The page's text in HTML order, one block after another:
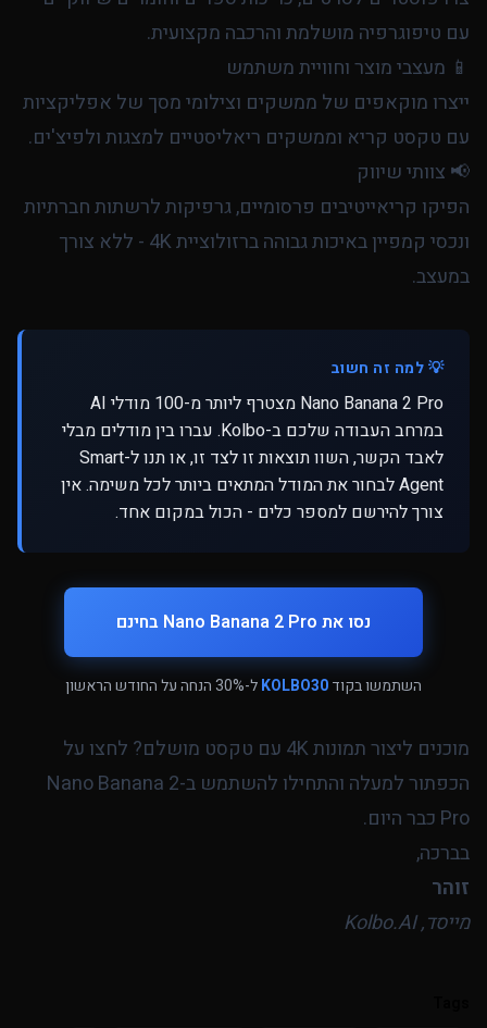
עם טיפוגרפיה מושלמת והרכבה מקצועית.
📱 מעצבי מוצר וחוויית משתמש
ייצרו מוקאפים של ממשקים וצילומי מסך של אפליקציות
עם טקסט קריא וממשקים ריאליסטיים למצגות ולפיצ'ים.
📢 צוותי שיווק
הפיקו קריאייטיבים פרסומיים, גרפיקות לרשתות חברתיות
ונכסי קמפיין באיכות גבוהה ברזולוציית 4K - ללא צורך
במעצב.
💡 למה זה חשוב
Nano Banana 2 Pro מצטרף ליותר מ-100 מודלי AI
במרחב העבודה שלכם ב-Kolbo. עברו בין מודלים מבלי
לאבד הקשר, השוו תוצאות זו לצד זו, או תנו ל-Smart
Agent לבחור את המודל המתאים ביותר לכל משימה. אין
צורך להירשם למספר כלים - הכול במקום אחד.
נסו את Nano Banana 2 Pro בחינם
השתמשו בקודKOLBO30ל-30% הנחה על החודש הראשון
מוכנים ליצור תמונות 4K עם טקסט מושלם? לחצו על
הכפתור למעלה והתחילו להשתמש ב-Nano Banana 2
Pro כבר היום.
בברכה,
זוהר
מייסד, Kolbo.AI